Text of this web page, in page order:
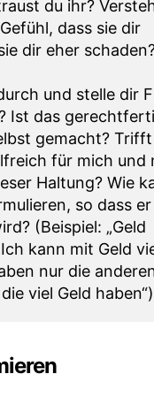
du ihr?
dass sie dir
dir eher
und stelle dir
Ist das
gemacht?
für mich und
Haltung? Wie
so dass er
(Beispiel: „Geld
kann mit Geld
nur die
viel Geld